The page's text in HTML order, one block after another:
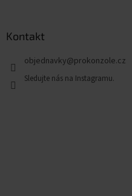
Kontakt
objednavky@prokonzole.cz